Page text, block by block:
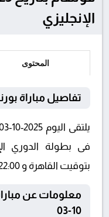
الإنجليزي
المحتوى
تفاصيل مباراة
بتوقيت القاهرة و 22:00.
10-03